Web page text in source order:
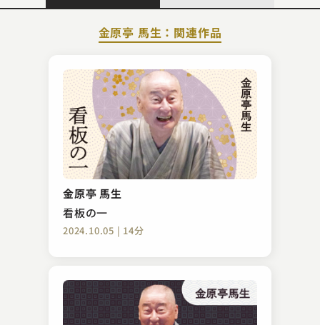
金原亭 馬生：関連作品
金原亭 馬生
看板の一
2024.10.05 | 14分
橘家 文吾
芝居の喧嘩
2023.02.05 | 12分